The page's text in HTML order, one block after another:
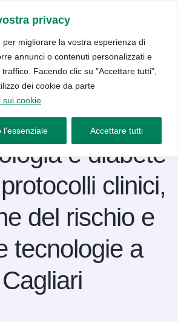
privacy
per migliorare la vostra esperienza di
annunci o contenuti personalizzati e
Facendo clic su "Accettare tutti",
dei cookie da parte
sui cookie
l'essenziale Accettare tutti
e diabete
clinici,
del rischio e
tecnologie a
Cagliari